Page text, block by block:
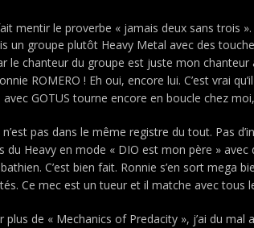
mentir le proverbe « jamais deux sans trois ».
un groupe plutôt Heavy Metal avec des
le chanteur du groupe est juste mon chanteur
ROMERO ! Eh oui, encore lui. C’est vrai
GOTUS tourne encore en boucle chez
pas dans le même registre du tout. Pas
du Heavy en mode « DIO est mon père »
C’est bien fait. Ronnie s’en sort mega
Ce mec est un tueur et il matche avec tous
plus de « Mechanics of Predacity », j’ai du mal